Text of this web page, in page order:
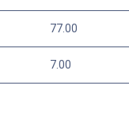
77.00
7.00